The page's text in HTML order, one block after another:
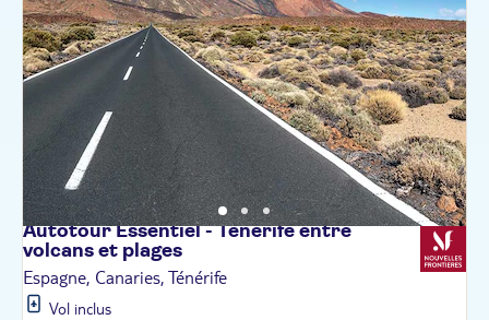
Autotour Essentiel - Tenerife entre
volcans et plages
Espagne, Canaries, Ténérife
Vol inclus